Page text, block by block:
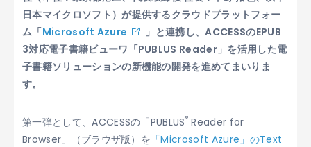
日本マイクロソフト）が提供するクラウドプラットフォー
ム「Microsoft Azure
」と連携し、ACCESSのEPUB
3対応電子書籍ビューワ「PUBLUS Reader」を活用した電
子書籍ソリューションの新機能の開発を進めてまいりま
す。
第一弾として、ACCESSの「PUBLUS® Reader for
Browser」（ブラウザ版）を 「Microsoft Azure」のText